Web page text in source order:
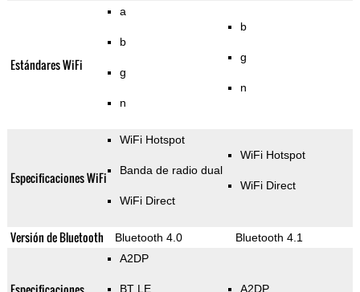
Estándares WiFi
a
b
g
n
b
g
n
Especificaciones WiFi
WiFi Hotspot
Banda de radio dual
WiFi Direct
WiFi Hotspot
WiFi Direct
Versión de Bluetooth Bluetooth 4.0 Bluetooth 4.1
A2DP
BT LE A2DP